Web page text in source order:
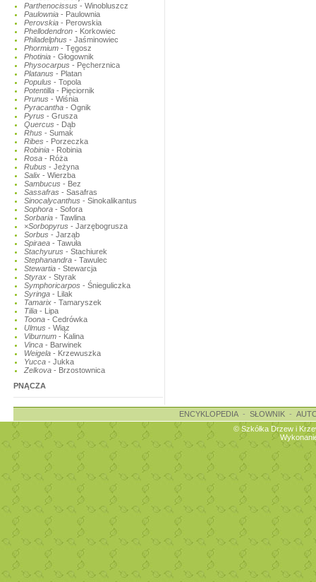
Parthenocissus - Winobluszcz
Paulownia - Paulownia
Perovskia - Perowskia
Phellodendron - Korkowiec
Philadelphus - Jaśminowiec
Phormium - Tęgosz
Photinia - Głogownik
Physocarpus - Pęcherznica
Platanus - Platan
Populus - Topola
Potentilla - Pięciornik
Prunus - Wiśnia
Pyracantha - Ognik
Pyrus - Grusza
Quercus - Dąb
Rhus - Sumak
Ribes - Porzeczka
Robinia - Robinia
Rosa - Róża
Rubus - Jeżyna
Salix - Wierzba
Sambucus - Bez
Sassafras - Sasafras
Sinocalycanthus - Sinokalikantus
Sophora - Sofora
Sorbaria - Tawlina
×Sorbopyrus - Jarzębogrusza
Sorbus - Jarząb
Spiraea - Tawuła
Stachyurus - Stachiurek
Stephanandra - Tawulec
Stewartia - Stewarcja
Styrax - Styrak
Symphoricarpos - Śnieguliczka
Syringa - Lilak
Tamarix - Tamaryszek
Tilia - Lipa
Toona - Cedrówka
Ulmus - Wiąz
Viburnum - Kalina
Vinca - Barwinek
Weigela - Krzewuszka
Yucca - Jukka
Zelkova - Brzostownica
PNĄCZA
ENCYKLOPEDIA- SŁOWNIK-
© Szkółka Drzew i